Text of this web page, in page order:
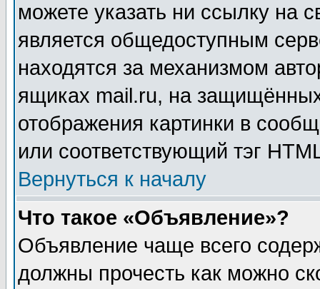
можете указать ни ссылку на
является общедоступным
находятся за механизмом
ящиках mail.ru, на
отображения картинки в
или соответствующий тэг
Вернуться к началу
Что такое «Объявление»?
Объявление чаще всего
должны прочесть как можно